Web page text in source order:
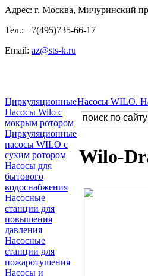
Адрес: г. Москва, Мичуринский
Тел.: +7(495)735-66-17
Email: az@sts-k.ru
Циркуляционные
Насосы Wilo с
мокрым ротором
Циркуляционные
насосы WILO с
сухим ротором
Насосы для
бытового
водоснабжения
Насосные
станции для
повышения
давления
Насосные
станции для
пожаротушения
Насосы и
Насосы WILO.
Wilo-